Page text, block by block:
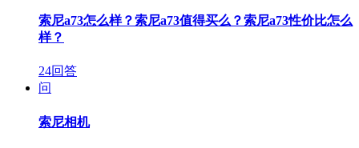
索尼a73怎么样？索尼a73值得买么？索尼a73性价比怎么
样？
24回答
问
索尼相机